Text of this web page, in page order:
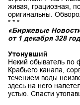
живая, грациозная,
оригинальны.
* * *
«Биржевые
от 1 декабря 328
Утонувший
Некий обыватель по
Крабьего канала,
течением воды
здесь на него
устью. Спасти